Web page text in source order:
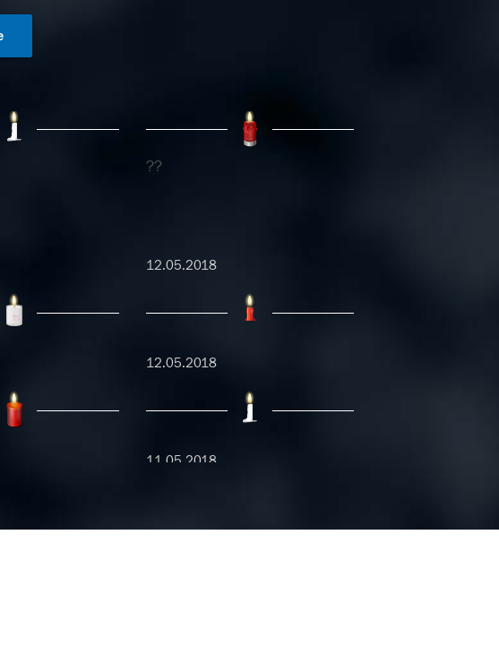
??
12.05.2018
12.05.2018
11.05.2018